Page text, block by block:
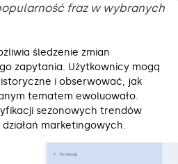
fraz w wybranych
śledzenie zmian
zapytania. Użytkownicy mogą
i obserwować, jak
tematem ewoluowało.
sezonowych trendów
marketingowych.